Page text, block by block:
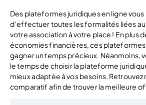
Des plateformes juridiques en ligne
d’effectuer toutes les formalités liées
votre association à votre place ! En plus
économies financières, ces
gagner un temps précieux. Néanmoins,
le temps de choisir la plateforme
mieux adaptée à vos besoins. Retrouvez
comparatif afin de trouver la meilleure